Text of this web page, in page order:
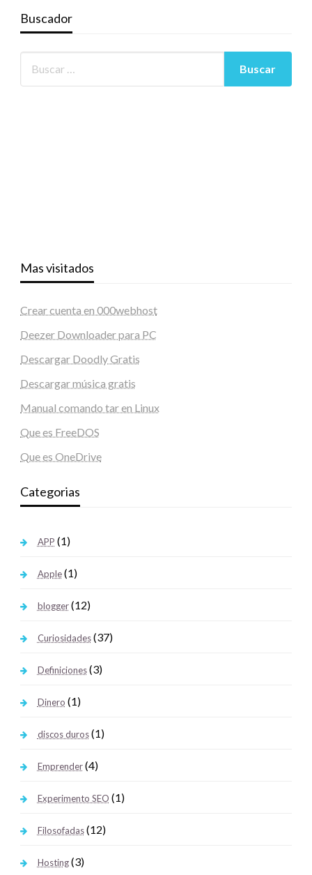
Buscador
Mas visitados
Crear cuenta en 000webhost
Deezer Downloader para PC
Descargar Doodly Gratis
Descargar música gratis
Manual comando tar en Linux
Que es FreeDOS
Que es OneDrive
Categorias
APP (1)
Apple(1)
blogger(12)
Curiosidades(37)
Definiciones(3)
Dinero (1)
discos duros(1)
Emprender(4)
Experimento SEO (1)
Filosofadas(12)
Hosting(3)